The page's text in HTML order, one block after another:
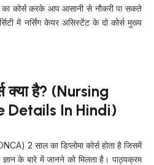
कोर्स करके आप आसानी से नौकरी पा सकते
में नर्सिंग केयर असिस्टेंट के दो कोर्स मुख्य
क्या है? (Nursing
Details In Hindi)
2 साल का डिप्लोमा कोर्स होता है जिसमें
के बारे में जानने को मिलता है। पाठ्यक्रम